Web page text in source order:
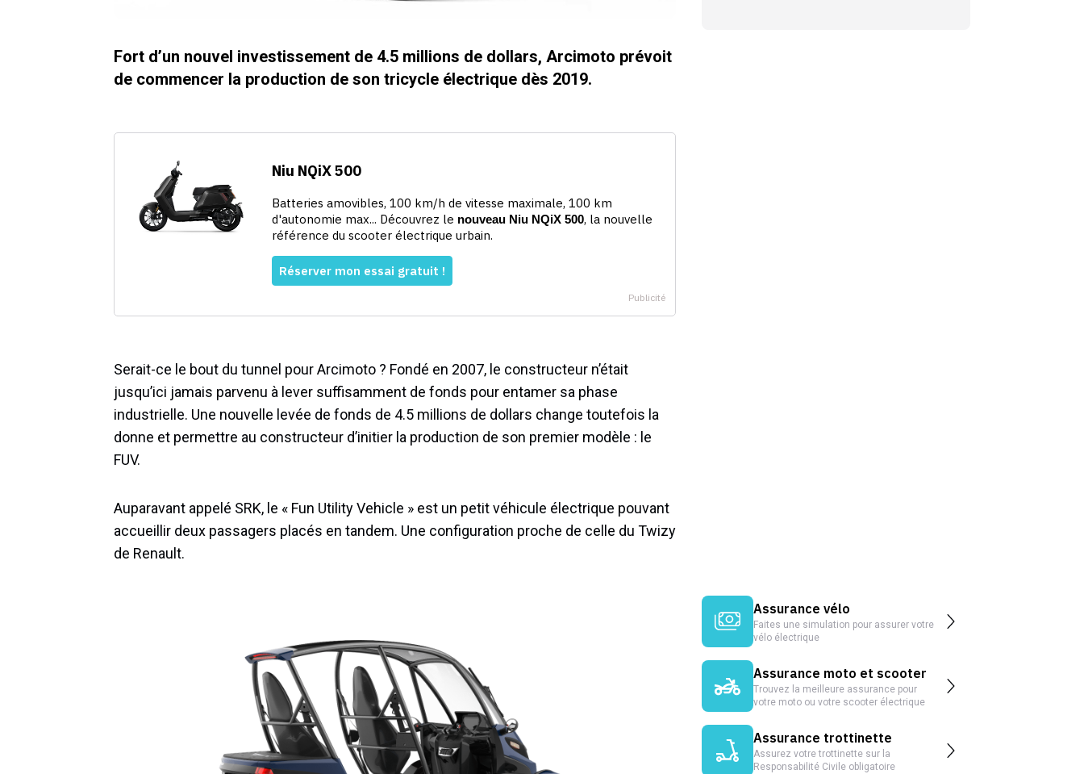
Fort d’un nouvel investissement de 4.5 millions de dollars, Arcimoto prévoit
de commencer la production de son tricycle électrique dès 2019.
Serait-ce le bout du tunnel pour Arcimoto ? Fondé en 2007, le constructeur n’était
jusqu’ici jamais parvenu à lever suffisamment de fonds pour entamer sa phase
industrielle. Une nouvelle levée de fonds de 4.5 millions de dollars change toutefois la
donne et permettre au constructeur d’initier la production de son premier modèle : le
FUV.
Auparavant appelé SRK, le « Fun Utility Vehicle » est un petit véhicule électrique pouvant
accueillir deux passagers placés en tandem. Une configuration proche de celle du Twizy
de Renault.
Assurance vélo
Faites une simulation pour assurer votre
vélo électrique
Assurance moto et scooter
Trouvez la meilleure assurance pour
votre moto ou votre scooter électrique
Assurance trottinette
Assurez votre trottinette sur la
Responsabilité Civile obligatoire